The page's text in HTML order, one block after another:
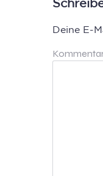
Deine E-